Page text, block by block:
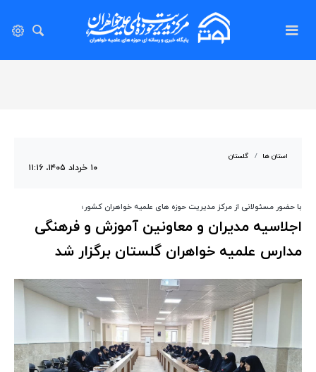
استان ها گلستان
۱۰ خرداد ۱۴۰۵، ۱۱:۱۶
با حضور مسئولانی از مرکز مدیریت حوزه های علمیه خواهران کشور؛
اجلاسیه مدیران و معاونین آموزش و فرهنگی
مدارس علمیه خواهران گلستان برگزار شد